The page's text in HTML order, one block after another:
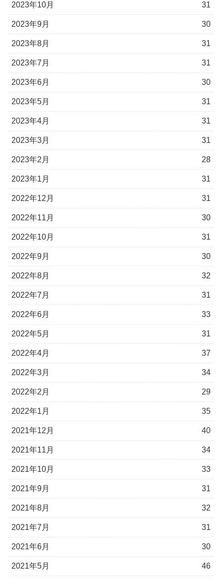
2023年10月 31
2023年9月 30
2023年8月 31
2023年7月 31
2023年6月 30
2023年5月 31
2023年4月 31
2023年3月 31
2023年2月 28
2023年1月 31
2022年12月 31
2022年11月 30
2022年10月 31
2022年9月 30
2022年8月 32
2022年7月 31
2022年6月 33
2022年5月 31
2022年4月 37
2022年3月 34
2022年2月 29
2022年1月 35
2021年12月 40
2021年11月 34
2021年10月 33
2021年9月 31
2021年8月 32
2021年7月 31
2021年6月 30
2021年5月 46